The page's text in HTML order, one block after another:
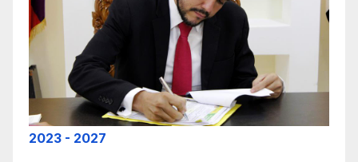
2023 - 2027